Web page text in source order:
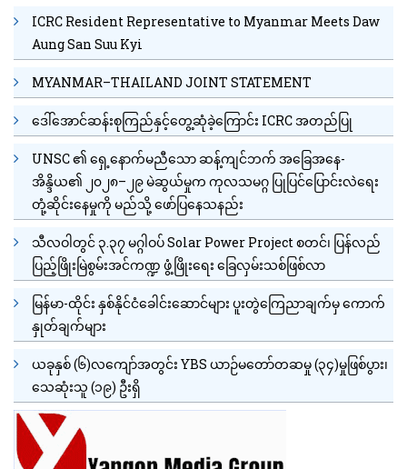
ICRC Resident Representative to Myanmar Meets Daw
Aung San Suu Kyi
MYANMAR–THAILAND JOINT STATEMENT
ဒေါ်အောင်ဆန်းစုကြည်နှင့်တွေ့ဆုံခဲ့ကြောင်း ICRC အတည်ပြု
UNSC ၏ ရှေ့နောက်မညီသော ဆန့်ကျင်ဘက် အခြေအနေ-
အိန္ဒိယ၏ ၂၀၂၈–၂၉ မဲဆွယ်မှုက ကုလသမဂ္ဂ ပြုပြင်ပြောင်းလဲရေး
တုံ့ဆိုင်းနေမှုကို မည်သို့ ဖော်ပြနေသနည်း
သီလဝါတွင် ၃.၃၇ မဂ္ဂါဝပ် Solar Power Project စတင်၊ ပြန်လည်
ပြည့်ဖြိုးမြဲစွမ်းအင်ကဏ္ဍ ဖွံ့ဖြိုးရေး ခြေလှမ်းသစ်ဖြစ်လာ
မြန်မာ-ထိုင်း နှစ်နိုင်ငံခေါင်းဆောင်များ ပူးတွဲကြေညာချက်မှ ကောက်
နှုတ်ချက်များ
ယခုနှစ် (၆)လကျော်အတွင်း YBS ယာဉ်မတော်တဆမှု (၃၄)မှုဖြစ်ပွား၊
သေဆုံးသူ (၁၉) ဦးရှိ